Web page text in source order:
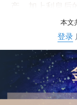
产，加上利息后
本文
登录